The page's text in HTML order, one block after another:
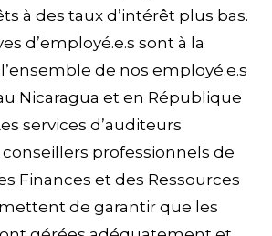
à des taux d’intérêt plus bas.
d’employé.e.s sont à la
de nos employé.e.s
Nicaragua et en République
services d’auditeurs
professionnels de
Finances et des Ressources
de garantir que les